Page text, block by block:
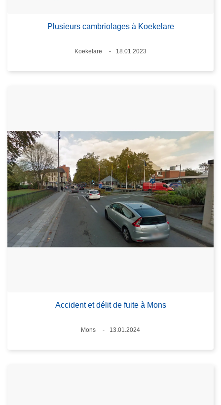
Plusieurs cambriolages à Koekelare
Lieux
Koekelare
18.01.2023
Accident et délit de fuite à Mons
Lieux
Mons
13.01.2024